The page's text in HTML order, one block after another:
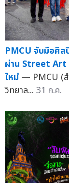
PMCU จับมือศิ
ผ่าน Street Art
ใหม่ — PMCU (
วิทยาล... 31 ก.ค.